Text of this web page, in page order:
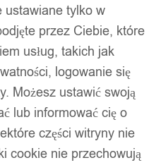
ustawiane tylko w
przez Ciebie, które
usług, takich jak
logowanie się
Możesz ustawić swoją
lub informować cię o
części witryny nie
cookie nie przechowują